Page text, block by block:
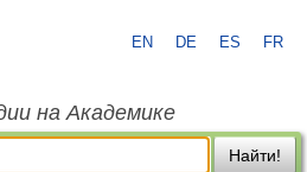
EN DE ES FR
на Академике
Найти!